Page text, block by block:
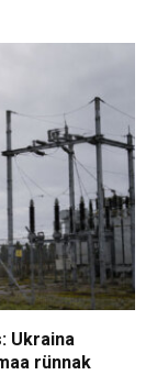
Ukraina
rünnak